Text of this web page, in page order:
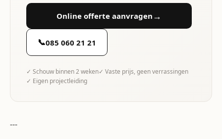
Online offerte aanvragen →
📞085 060 21 21
✓ Schouw binnen 2 weken✓ Vaste prijs, geen verrassingen
✓ Eigen projectleiding
---